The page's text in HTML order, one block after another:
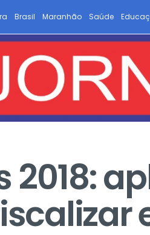
Brasil Maranhão Saúde
2018: